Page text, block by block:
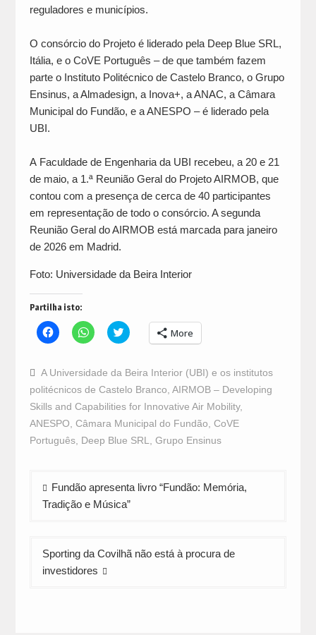
reguladores e municípios.
O consórcio do Projeto é liderado pela Deep Blue SRL,
Itália, e o CoVE Português – de que também fazem
parte o Instituto Politécnico de Castelo Branco, o Grupo
Ensinus, a Almadesign, a Inova+, a ANAC, a Câmara
Municipal do Fundão, e a ANESPO – é liderado pela
UBI.
A Faculdade de Engenharia da UBI recebeu, a 20 e 21
de maio, a 1.ª Reunião Geral do Projeto AIRMOB, que
contou com a presença de cerca de 40 participantes
em representação de todo o consórcio. A segunda
Reunião Geral do AIRMOB está marcada para janeiro
de 2026 em Madrid.
Foto: Universidade da Beira Interior
Partilha isto:
Click
to
Facebook
(Opens
in
new
window)
Click
to
WhatsApp
(Opens
in
new
window)
Click
to
Twitter
(Opens
in
new
window)
More
A Universidade da Beira Interior (UBI) e os institutos
politécnicos de Castelo Branco AIRMOB – Developing
Skills and Capabilities for Innovative Air Mobility,
ANESPO Câmara Municipal do Fundão CoVE
Português, Deep Blue SRL Grupo Ensinus
Navegação
de
Fundão apresenta livro “Fundão: Memória,
Tradição e Música”
Sporting da Covilhã não está à procura de
investidores